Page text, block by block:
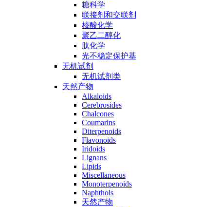
糖科学
联接剂和交联剂
核酸化学
聚乙二醇化
肽化学
光不稳定保护基
无机试剂
无机试剂类
天然产物
Alkaloids
Cerebrosides
Chalcones
Coumarins
Diterpenoids
Flavonoids
Iridoids
Lignans
Lipids
Miscellaneous
Monoterpenoids
Naphthols
天然产物